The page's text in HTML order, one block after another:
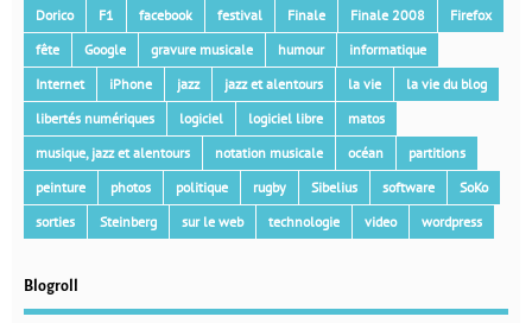
Dorico
F1 facebook festival Finale Finale 2008
Firefox
fête
Google gravure musicale humour
informatique
Internet
iPhone jazz jazz et alentours la vie
la vie du blog
libertés numériques
logiciel logiciel libre
matos
musique, jazz et alentours
notation musicale océan
partitions
peinture
photos politique rugby Sibelius software
SoKo
sorties
Steinberg sur le web technologie video wordpress
Blogroll